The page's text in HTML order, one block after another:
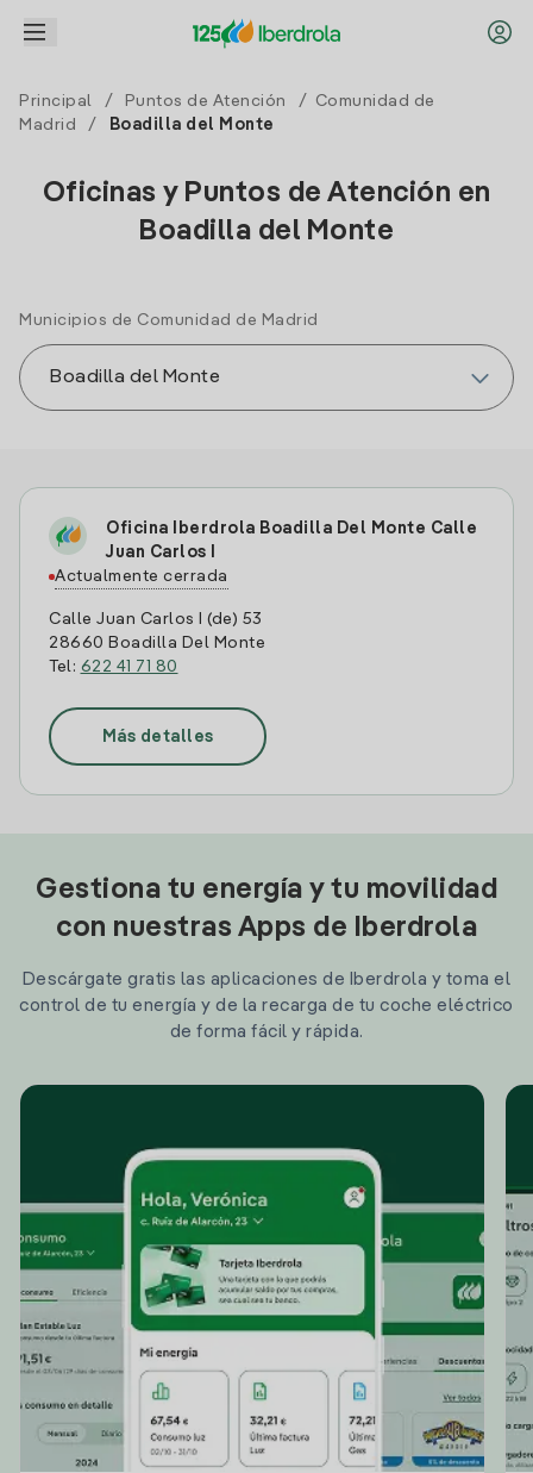
Principal / Puntos de Atención /
Comunidad de
Madrid
/ Boadilla del Monte
Oficinas y Puntos de Atención en
Boadilla del Monte
Municipios de Comunidad de Madrid
Oficina Iberdrola Boadilla Del Monte Calle
Juan Carlos I
Actualmente cerrada
Calle Juan Carlos I (de) 53
28660 Boadilla Del Monte
Tel: 622 41 71 80
Más detalles
Gestiona tu energía y tu movilidad
con nuestras Apps de Iberdrola
Descárgate gratis las aplicaciones de Iberdrola y toma el
control de tu energía y de la recarga de tu coche eléctrico
de forma fácil y rápida.